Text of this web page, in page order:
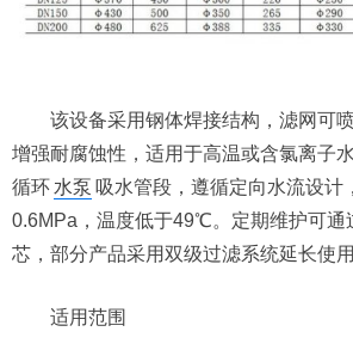
该设备采用钢体焊接结构，滤网可
增强耐腐蚀性，适用于高温或含氯离子
循环 水泵 吸水管段，遵循定向水流设计
0.6MPa，温度低于49℃。定期维护可通
芯，部分产品采用双级过滤系统延长使用
适用范围